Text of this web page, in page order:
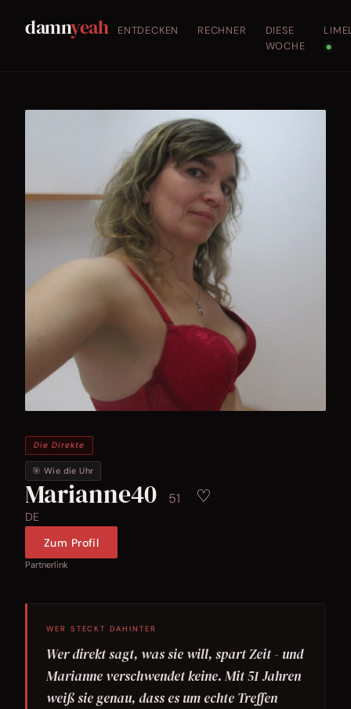
damnyeah ENTDECKEN RECHNER
DIESE
WOCHE
●
Die Direkte
🎯 Wie die Uhr
Marianne40 51 ♡
DE
Zum Profil
Partnerlink
WER STECKT DAHINTER
Wer direkt sagt, was sie will, spart Zeit - und
Marianne verschwendet keine. Mit 51 Jahren
weiß sie genau, dass es um echte Treffen